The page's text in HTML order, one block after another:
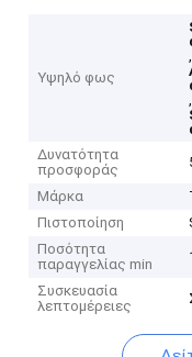
Υψηλό φως
,
,
Δυνατότητα
προσφοράς
Μάρκα
Πιστοποίηση
Ποσότητα
παραγγελίας min
Συσκευασία
λεπτομέρειες